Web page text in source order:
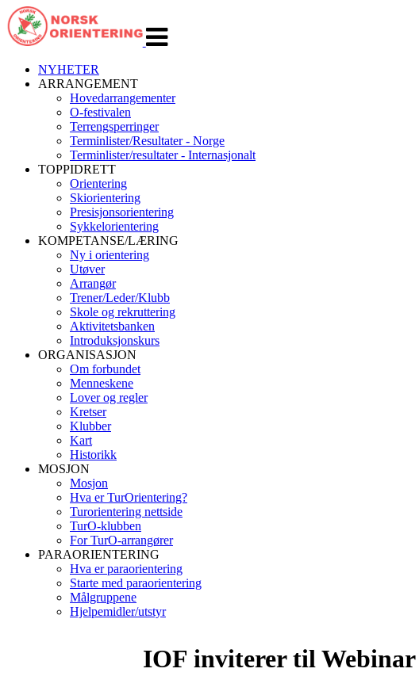
navigasjon
NYHETER
ARRANGEMENT
Hovedarrangementer
O-festivalen
Terrengsperringer
Terminlister/Resultater - Norge
Terminlister/resultater - Internasjonalt
TOPPIDRETT
Orientering
Skiorientering
Presisjonsorientering
Sykkelorientering
KOMPETANSE/LÆRING
Ny i orientering
Utøver
Arrangør
Trener/Leder/Klubb
Skole og rekruttering
Aktivitetsbanken
Introduksjonskurs
ORGANISASJON
Om forbundet
Menneskene
Lover og regler
Kretser
Klubber
Kart
Historikk
MOSJON
Mosjon
Hva er TurOrientering?
Turorientering nettside
TurO-klubben
For TurO-arrangører
PARAORIENTERING
Hva er paraorientering
Starte med paraorientering
Målgruppene
Hjelpemidler/utstyr
IOF inviterer til